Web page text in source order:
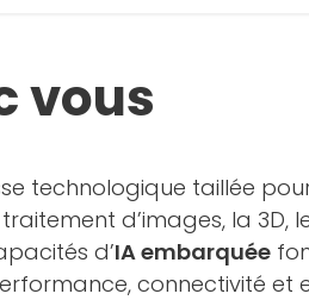
vous
technologique taillée
d’images, la
d’IA embarquée
connectivité